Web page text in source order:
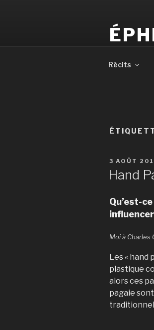
Récits
PUBLIÉ
3 AOÛT
Hand
Qu’est-
Moi à Charles
Les « hand
plastique
alors ces
pagaie